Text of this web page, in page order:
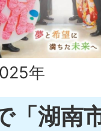
年
「湖南